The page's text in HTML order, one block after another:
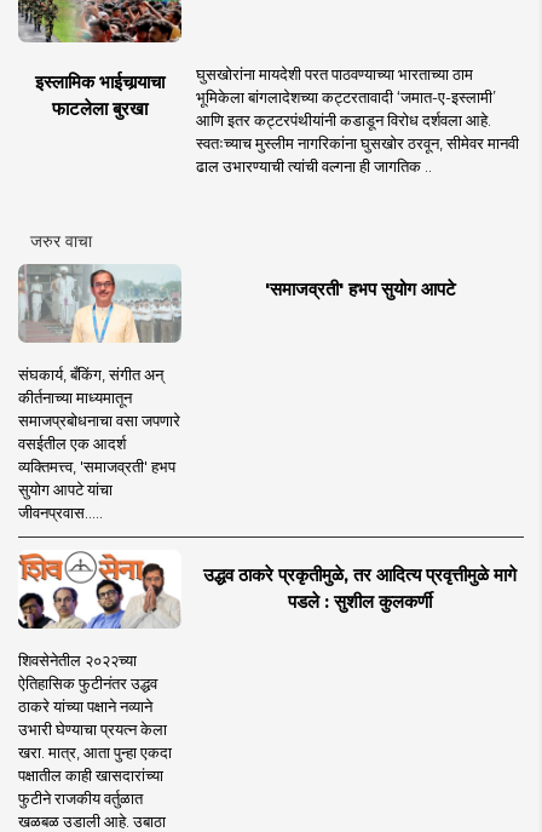
इस्लामिक भाईचार्‍याचा
फाटलेला बुरखा
घुसखोरांना मायदेशी परत पाठवण्याच्या भारताच्या ठाम
भूमिकेला बांगलादेशच्या कट्टरतावादी ‘जमात-ए-इस्लामी’
आणि इतर कट्टरपंथीयांनी कडाडून विरोध दर्शवला आहे.
स्वतःच्याच मुस्लीम नागरिकांना घुसखोर ठरवून, सीमेवर मानवी
ढाल उभारण्याची त्यांची वल्गना ही जागतिक ..
जरुर वाचा
'समाजव्रती' हभप सुयोग आपटे
संघकार्य, बँकिंग, संगीत अन्
कीर्तनाच्या माध्यमातून
समाजप्रबोधनाचा वसा जपणारे
वसईतील एक आदर्श
व्यक्तिमत्त्व, 'समाजव्रती' हभप
सुयोग आपटे यांचा
जीवनप्रवास.....
उद्धव ठाकरे प्रकृतीमुळे, तर आदित्य प्रवृत्तीमुळे मागे
पडले : सुशील कुलकर्णी
शिवसेनेतील २०२२च्या
ऐतिहासिक फुटीनंतर उद्धव
ठाकरे यांच्या पक्षाने नव्याने
उभारी घेण्याचा प्रयत्न केला
खरा. मात्र, आता पुन्हा एकदा
पक्षातील काही खासदारांच्या
फुटीने राजकीय वर्तुळात
खळबळ उडाली आहे. उबाठा